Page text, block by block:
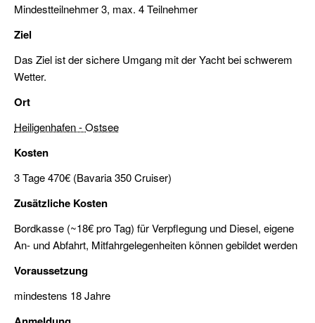
SportKüstenSchiffer
SSS
Praxis
Ostsee
Wochenendtörns
Skippertraining
Erfahrung
sammeln
Hafenmanöver
Mindestteilnehmer 3, max. 4 Teilnehmer
Ziel
Das Ziel ist der sichere Umgang mit der Yacht bei schwerem
Wetter.
Ort
Heiligenhafen - Ostsee
Kosten
3 Tage 470€ (Bavaria 350 Cruiser)
Zusätzliche Kosten
Bordkasse (~18€ pro Tag) für Verpflegung und Diesel, eigene
An- und Abfahrt, Mitfahrgelegenheiten können gebildet werden
Voraussetzung
mindestens 18 Jahre